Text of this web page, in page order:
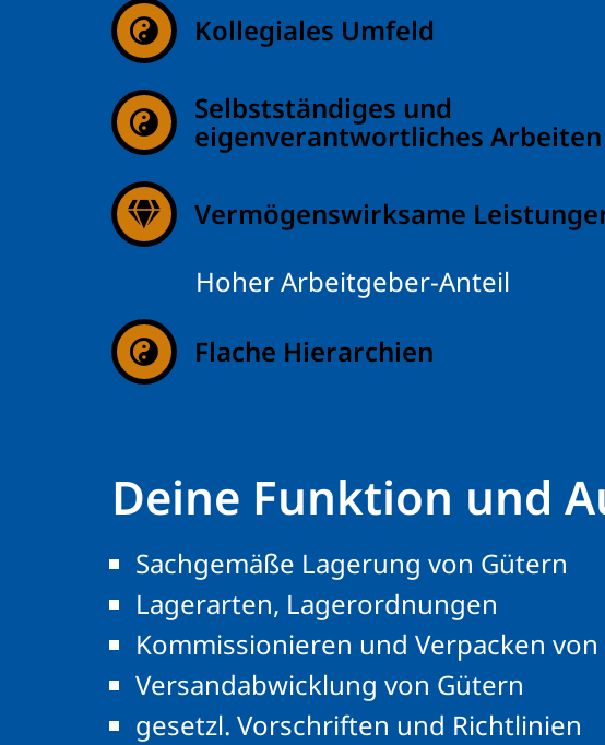
Deine Funktion und
Sachgemäße Lagerung von Gütern
Lagerarten, Lagerordnungen
Kommissionieren und Verpacken
Versandabwicklung von Gütern
gesetzl. Vorschriften und Richtlinien
Kollegiales Umfeld
Selbstständiges und
eigenverantwortliches Arbeiten
Vermögenswirksame
Hoher Arbeitgeber-Anteil
Flache Hierarchien